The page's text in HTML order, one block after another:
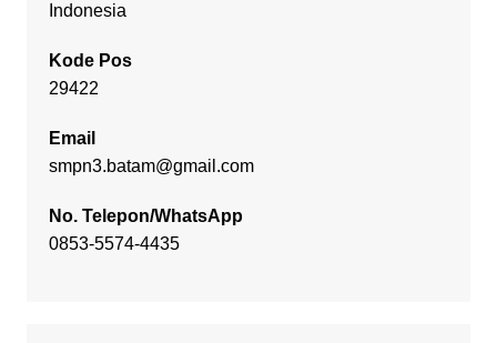
Indonesia
Kode Pos
29422
Email
smpn3.batam@gmail.com
No. Telepon/WhatsApp
0853-5574-4435